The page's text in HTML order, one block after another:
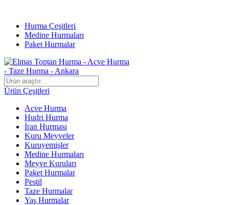
Hurma Çeşitleri
Medine Hurmaları
Paket Hurmalar
Ürün Çeşitleri
Acve Hurma
Hudri Hurma
İran Hurması
Kuru Meyveler
Kuruyemişler
Medine Hurmaları
Meyve Kuruları
Paket Hurmalar
Pestil
Taze Hurmalar
Yaş Hurmalar